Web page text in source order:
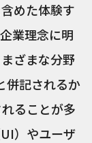
めた体験す
業理念に明
ざまな分野
併記されるか
ることが多
）やユーザ